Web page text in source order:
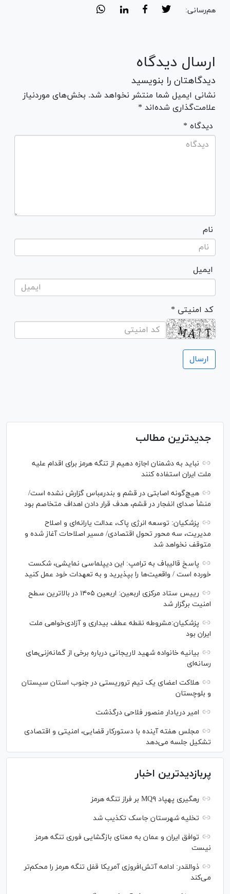
هم‌رسانی:
ارسال دیدگاه
دیدگاهتان را بنویسید
نشانی ایمیل شما منتشر نخواهد شد. بخش‌های موردنیاز
علامت‌گذاری شده‌اند *
* دیدگاه
نام
ایمیل
* کد امنیتی
جدیدترین مطالب
نباید به دشمنان اجازه دهیم از تنگه هرمز برای اقدام علیه
ملت ایران استفاده کنند
هیچ‌گونه اصابتی در قشم و بندرعباس گزارش نشده است/
منشأ صدای انفجار در قشم، هدف قرار دادن اهداف متخاصم بود
پزشکیان: توسعه انرژی پاک، عدالت یارانه‌ای و اصلاح
مدیریت، سه محور تحول اقتصادی/ مسیر اصلاحات آغاز شده و
متوقف نخواهد شد
پاسخ قالیباف به ترامپ: این دیپلماسی نمایشی، شکست
خورده است / واقعیت‌ها را بپذیرید و به تعهدات خود عمل کنید
رییس ستاد مرکزی اربعین: اربعین ۱۴۰۵ در بالاترین سطح
امنیت برگزار شد
پزشکیان:مشروطه نقطه عطف بیداری و آزادی‌خواهی ملت
ایران بود
بیانیه خانواده شهید لاریجانی درباره برخی از گمانه‌زنی‌های
رسانه‌ای
هلاکت اعضای یک تیم تروریستی در جنوب استان سیستان
و بلوچستان
امیر دریادار منصور فلاحی درگذشت
مجلس هفته آینده با دستورکار قضایی، امنیتی و اقتصادی
تشکیل جلسه می‌دهد
پربازدیدترین اخبار
رهگیری پهپاد MQ۹ بر فراز تنگه هرمز
تخلیه شهرستان جاسک تکذیب شد
توافق ایران و عمان به معنای بازگشایی فوری تنگه هرمز
نیست
ذوالقدر: ادامه آتش‌افروزی آمریکا قفل تنگه هرمز را محکم‌تر
می‌کند